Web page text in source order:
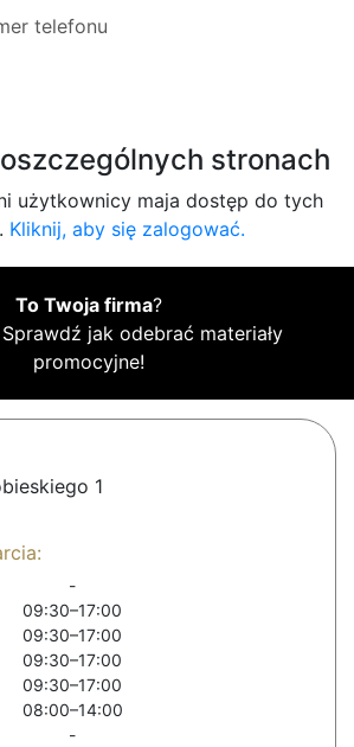
telefonu
stronach
użytkownicy maja dostęp do tych
Kliknij, aby się zalogować.
To Twoja firma?
Sprawdź jak odebrać materiały
promocyjne!
1
-
09:30–17:00
09:30–17:00
09:30–17:00
09:30–17:00
08:00–14:00
-